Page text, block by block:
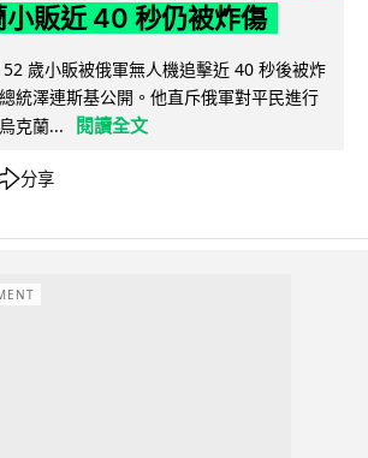
小販近 40 秒仍被炸傷
歲小販被俄軍無人機追擊近 40 秒後被炸
統澤連斯基公開。他直斥俄軍對平民進行
克蘭...
閱讀全文
分享